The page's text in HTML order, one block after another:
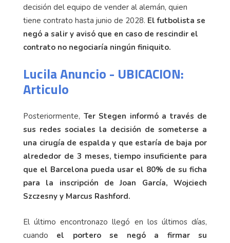
decisión del equipo de vender al alemán, quien
tiene contrato hasta junio de 2028. El futbolista se
negó a salir y avisó que en caso de rescindir el
contrato no negociaría ningún finiquito.
Lucila Anuncio - UBICACION:
Articulo
Posteriormente, Ter Stegen informó a través de
sus redes sociales la decisión de someterse a
una cirugía de espalda y que estaría de baja por
alrededor de 3 meses, tiempo insuficiente para
que el Barcelona pueda usar el 80% de su ficha
para la inscripción de Joan García, Wojciech
Szczesny y Marcus Rashford.
El último encontronazo llegó en los últimos días,
cuando el portero se negó a firmar su